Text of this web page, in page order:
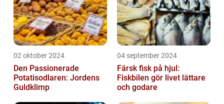
02 oktober 2024
Den Passionerade
Potatisodlaren: Jordens
Guldklimp
04 september 2024
Färsk fisk på hjul:
Fiskbilen gör livet lättare
och godare